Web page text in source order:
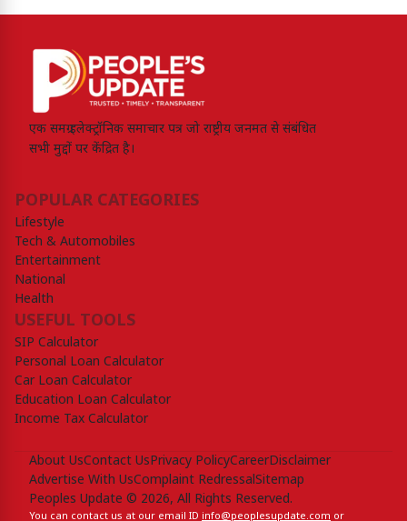
एक समग्र इलेक्ट्रॉनिक समाचार पत्र जो राष्ट्रीय जनमत से संबंधित
सभी मुद्दों पर केंद्रित है।
POPULAR CATEGORIES
Lifestyle
Tech & Automobiles
Entertainment
National
Health
USEFUL TOOLS
SIP Calculator
Personal Loan Calculator
Car Loan Calculator
Education Loan Calculator
Income Tax Calculator
About UsContact UsPrivacy PolicyCareerDisclaimer
Advertise With UsComplaint RedressalSitemap
Peoples Update © 2026, All Rights Reserved.
You can contact us at our email ID info@peoplesupdate.com or